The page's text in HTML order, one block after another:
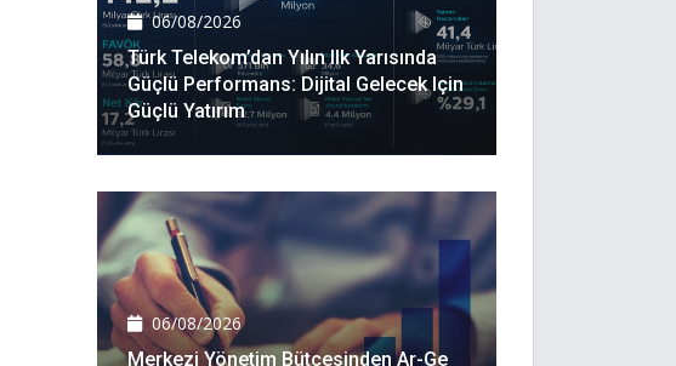
06/08/2026
Türk Telekom’dan Yılın Ilk Yarısında
Güçlü Performans: Dijital Gelecek Için
Güçlü Yatırım
06/08/2026
Merkezi Yönetim Bütçesinden Ar-Ge